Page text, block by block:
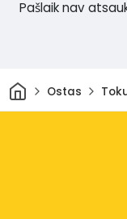
Pašlaik nav
Sākums
Ostas